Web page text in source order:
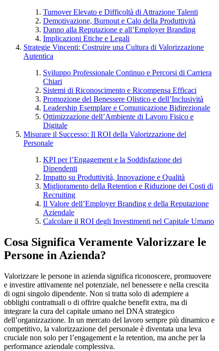
Turnover Elevato e Difficoltà di Attrazione Talenti
Demotivazione, Burnout e Calo della Produttività
Danno alla Reputazione e all’Employer Branding
Implicazioni Etiche e Legali
Strategie Vincenti: Costruire una Cultura di Valorizzazione
Autentica
Sviluppo Professionale Continuo e Percorsi di Carriera
Chiari
Sistemi di Riconoscimento e Ricompensa Efficaci
Promozione del Benessere Olistico e dell’Inclusività
Leadership Esemplare e Comunicazione Bidirezionale
Ottimizzazione dell’Ambiente di Lavoro Fisico e
Digitale
Misurare il Successo: Il ROI della Valorizzazione del
Personale
KPI per l’Engagement e la Soddisfazione dei
Dipendenti
Impatto su Produttività, Innovazione e Qualità
Miglioramento della Retention e Riduzione dei Costi di
Recruiting
Il Valore dell’Employer Branding e della Reputazione
Aziendale
Calcolare il ROI degli Investimenti nel Capitale Umano
Cosa Significa Veramente Valorizzare le
Persone in Azienda?
Valorizzare le persone in azienda significa riconoscere, promuovere
e investire attivamente nel potenziale, nel benessere e nella crescita
di ogni singolo dipendente. Non si tratta solo di adempiere a
obblighi contrattuali o di offrire qualche benefit extra, ma di
integrare la cura del capitale umano nel DNA strategico
dell’organizzazione. In un mercato del lavoro sempre più dinamico e
competitivo, la valorizzazione del personale è diventata una leva
cruciale non solo per l’engagement e la retention, ma anche per la
performance aziendale complessiva.